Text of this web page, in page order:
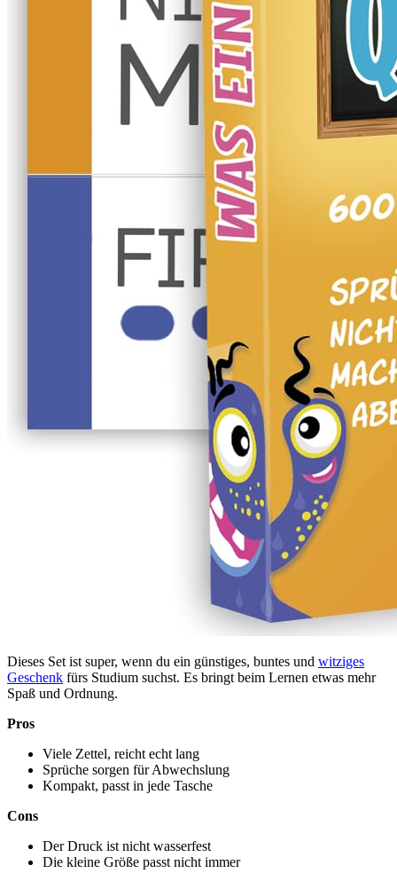
Dieses Set ist super, wenn du ein günstiges, buntes und witziges
Geschenk fürs Studium suchst. Es bringt beim Lernen etwas mehr
Spaß und Ordnung.
Pros
Viele Zettel, reicht echt lang
Sprüche sorgen für Abwechslung
Kompakt, passt in jede Tasche
Cons
Der Druck ist nicht wasserfest
Die kleine Größe passt nicht immer